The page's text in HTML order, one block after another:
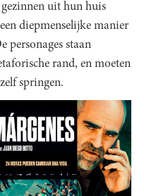
uit hun huis
diepmenselijke manier
personages staan
rand, en moeten
springen.